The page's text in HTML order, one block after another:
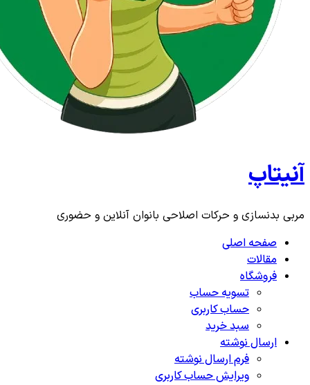
آنیتاپ
مربی بدنسازی و حرکات اصلاحی بانوان آنلاین و حضوری
صفحه اصلی
مقالات
فروشگاه
تسویه حساب
حساب کاربری
سبد خرید
ارسال نوشته
فرم ارسال نوشته
ویرایش حساب کاربری